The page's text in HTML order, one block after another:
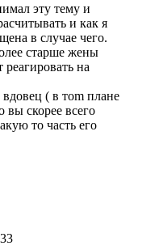
эту тему и
и как я
в случае чего.
старше жены
на
( в тоm плане
вы скорее всего
то часть его